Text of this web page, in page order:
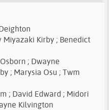
Miyazaki Kirby ; Benedict
; Dwayne
; Marysia Osu ; Twm
; David Edward ; Midori
Kilvington